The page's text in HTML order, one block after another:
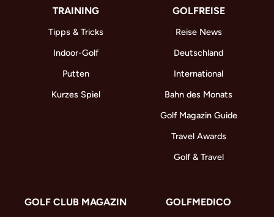
TRAINING
Tipps & Tricks
Indoor-Golf
Putten
Kurzes Spiel
GOLFREISE
Reise News
Deutschland
International
Bahn des Monats
Golf Magazin Guide
Travel Awards
Golf & Travel
GOLF CLUB MAGAZIN GOLFMEDICO